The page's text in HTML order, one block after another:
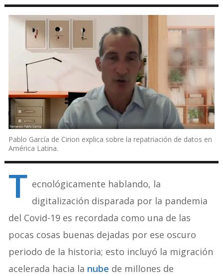
Pablo García de Cirion explica sobre la repatriación de datos en
América Latina.
T ecnológicamente hablando, la
digitalización disparada por la pandemia
del Covid-19 es recordada como una de las
pocas cosas buenas dejadas por ese oscuro
periodo de la historia; esto incluyó la migración
acelerada hacia la nube de millones de